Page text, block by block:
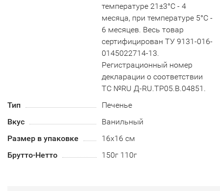
температуре 21±3°С - 4
месяца, при температуре 5°С -
6 месяцев. Весь товар
сертифицирован ТУ 9131-016-
0145022714-13.
Регистрационный номер
декларации о соответствии
ТС №RU Д-RU.TP05.B.04851.
Тип
Печенье
Вкус
Ванильный
Размер в упаковке
16х16 см
Брутто-Нетто
150г 110г